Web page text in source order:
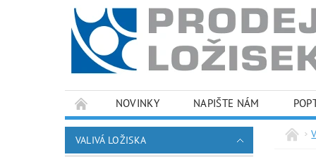
NOVINKY NAPIŠTE NÁM
PODMÍNKY OCHRANY OSOBNÍCH ÚDAJŮ
VALIVÁ LOŽISKA